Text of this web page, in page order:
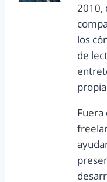
2010,
los
de
Fuera